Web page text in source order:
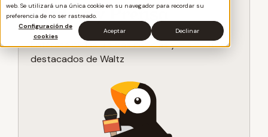
web. Se utilizará una única cookie en su navegador para recordar su
preferencia de no ser rastreado.
Configuración de
cookies
Aceptar Declinar
Medios y Prensa
Entérate de las últimas noticias y momentos
destacados de Waltz